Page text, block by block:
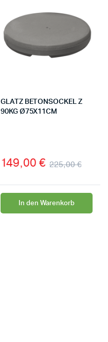
GLATZ BETONSOCKEL Z
90KG Ø75X11CM
225,00€
149,00 €
In den Warenkorb